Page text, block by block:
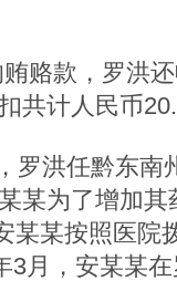
赂款，罗洪
共计人民币
罗洪任黔东南
某为了增加
某某按照医院
3月，安某某